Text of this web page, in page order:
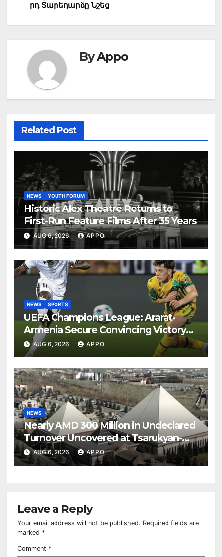
րդ Տարեդարձը Նշեց
ByAppo
Related Post
NEWS YOUTH FORUM
Historic Alex Theatre Returns to
First-Run Feature Films After 35 Years
AUG 6, 2026 APPO
NEWS SPORTS
UEFA Champions League: Ararat-
Armenia Secure Convincing Victory
Over Shamrock Rovers 2-0
AUG 6, 2026 APPO
NEWS
Nearly AMD 300 Million in Undeclared
Turnover Uncovered at Tsarukyan-
Owned Entertainment Center
AUG 6, 2026 APPO
Leave a Reply
Your email address will not be published. Required fields are
marked *
Comment *